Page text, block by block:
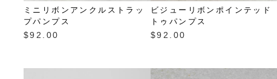
ミニリボンアンクルストラッ
プパンプス
$‌92.00
ビジューリボンポインテッド
トゥパンプス
$‌92.00